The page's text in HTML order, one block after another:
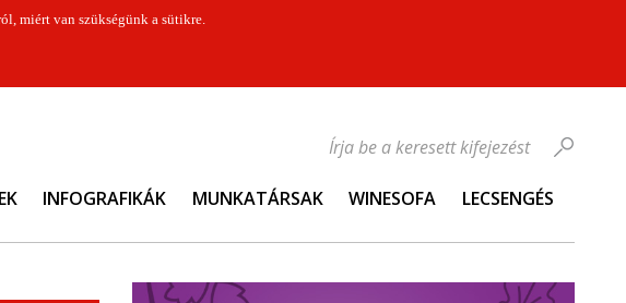
miért van szükségünk a sütikre.
INFOGRAFIKÁK MUNKATÁRSAK WINESOFA LECSENGÉS
Írja be a keresett kifejezést